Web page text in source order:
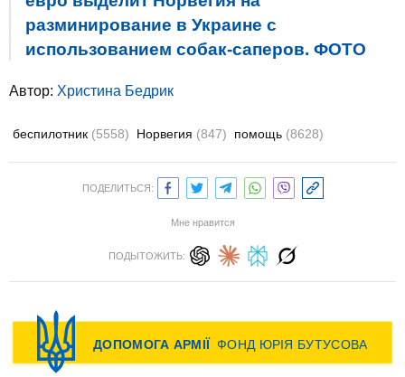
разминирование в Украине с
использованием собак-саперов. ФОТО
Автор: Христина Бедрик
беспилотник (5558) Норвегия (847) помощь (8628)
ПОДЕЛИТЬСЯ:
Мне нравится
ПОДЫТОЖИТЬ: